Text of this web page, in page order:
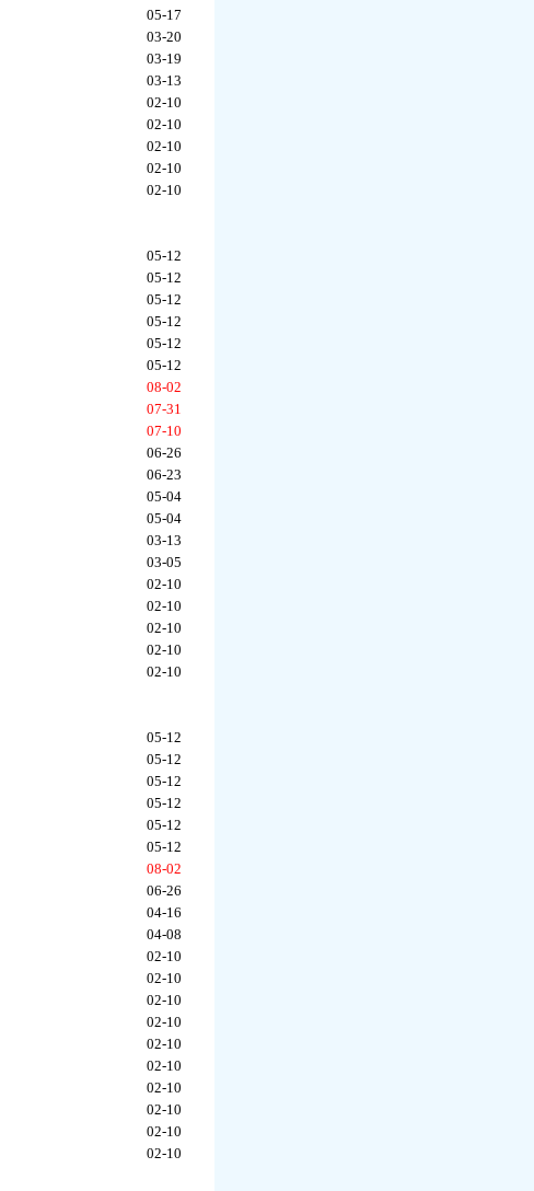
05-17
03-20
03-19
03-13
02-10
02-10
02-10
02-10
02-10
05-12
05-12
05-12
05-12
05-12
05-12
08-02
07-31
07-10
06-26
06-23
05-04
05-04
03-13
03-05
02-10
02-10
02-10
02-10
02-10
05-12
05-12
05-12
05-12
05-12
05-12
08-02
06-26
04-16
04-08
02-10
02-10
02-10
02-10
02-10
02-10
02-10
02-10
02-10
02-10